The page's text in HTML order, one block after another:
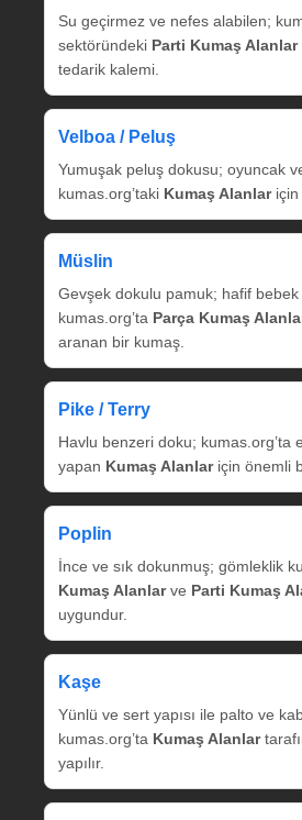
Su geçirmez ve nefes alabilen;
sektöründeki Parti Kumaş Alanlar
tedarik kalemi.
Velboa / Peluş
Yumuşak peluş dokusu; oyuncak
kumas.org’taki Kumaş Alanlariçin
Müslin
Gevşek dokulu pamuk; hafif bebek
kumas.org’ta Parça Kumaş
aranan bir kumaş.
Pike / Terry
Havlu benzeri doku; kumas.org’ta
yapan Kumaş Alanlariçin önemli
Poplin
İnce ve sık dokunmuş; gömleklik
Kumaş Alanlarve Parti Kumaş
uygundur.
Kaşe
Yünlü ve sert yapısı ile palto ve
kumas.org’ta Kumaş Alanlar
yapılır.